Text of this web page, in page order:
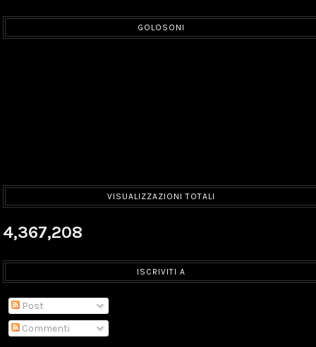
GOLOSONI
VISUALIZZAZIONI TOTALI
4,367,208
ISCRIVITI A
Post
Commenti